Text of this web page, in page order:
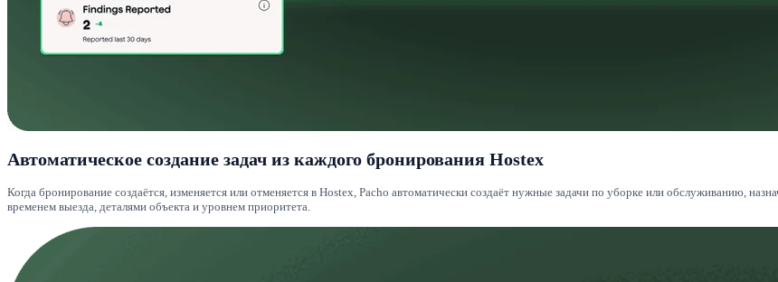
Автоматическое создание задач из каждого бронирования Hostex
Когда бронирование создаётся, изменяется или отменяется в Hostex, Pacho автоматически создаёт нужные задачи по уборке или обслуживанию,
временем выезда, деталями объекта и уровнем приоритета.